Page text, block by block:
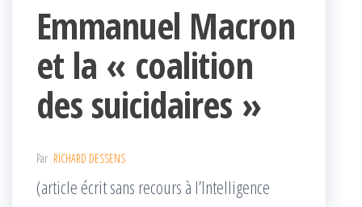
Emmanuel Macron
et la « coalition
des suicidaires »
Par RICHARD DESSENS
(article écrit sans recours à l’Intelligence